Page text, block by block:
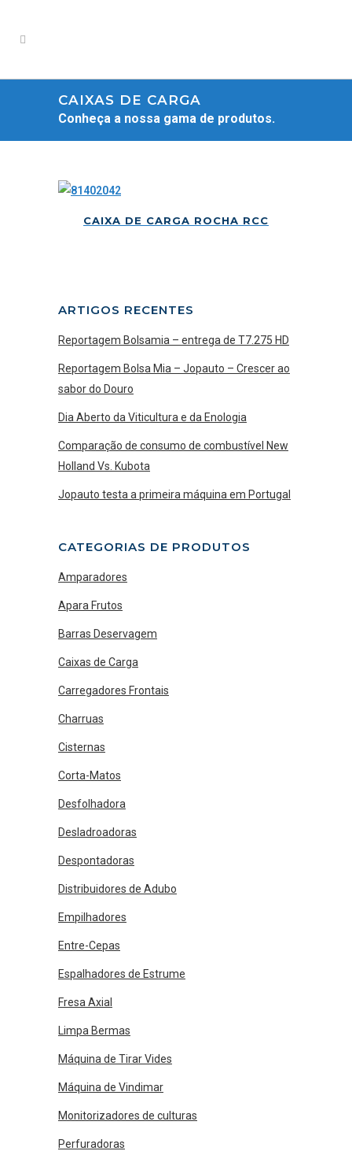
CAIXAS DE CARGA
Conheça a nossa gama de produtos.
CAIXA DE CARGA ROCHA RCC
ARTIGOS RECENTES
Reportagem Bolsamia – entrega de T7.275 HD
Reportagem Bolsa Mia – Jopauto – Crescer ao
sabor do Douro
Dia Aberto da Viticultura e da Enologia
Comparação de consumo de combustível New
Holland Vs. Kubota
Jopauto testa a primeira máquina em Portugal
CATEGORIAS DE PRODUTOS
Amparadores
Apara Frutos
Barras Deservagem
Caixas de Carga
Carregadores Frontais
Charruas
Cisternas
Corta-Matos
Desfolhadora
Desladroadoras
Despontadoras
Distribuidores de Adubo
Empilhadores
Entre-Cepas
Espalhadores de Estrume
Fresa Axial
Limpa Bermas
Máquina de Tirar Vides
Máquina de Vindimar
Monitorizadores de culturas
Perfuradoras